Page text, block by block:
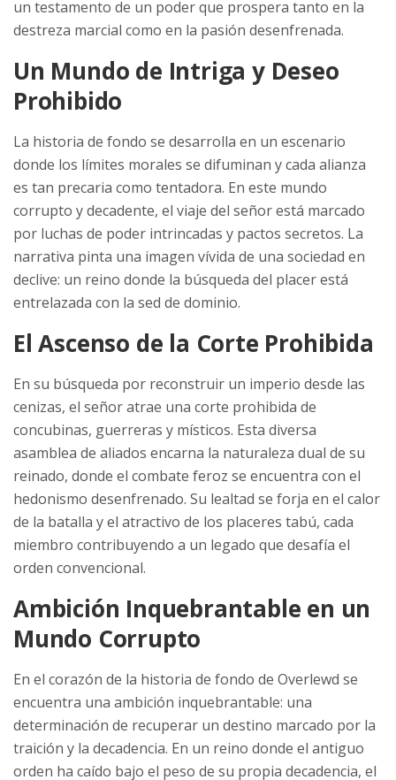
un testamento de un poder que prospera tanto en la
destreza marcial como en la pasión desenfrenada.
Un Mundo de Intriga y Deseo
Prohibido
La historia de fondo se desarrolla en un escenario
donde los límites morales se difuminan y cada alianza
es tan precaria como tentadora. En este mundo
corrupto y decadente, el viaje del señor está marcado
por luchas de poder intrincadas y pactos secretos. La
narrativa pinta una imagen vívida de una sociedad en
declive: un reino donde la búsqueda del placer está
entrelazada con la sed de dominio.
El Ascenso de la Corte Prohibida
En su búsqueda por reconstruir un imperio desde las
cenizas, el señor atrae una corte prohibida de
concubinas, guerreras y místicos. Esta diversa
asamblea de aliados encarna la naturaleza dual de su
reinado, donde el combate feroz se encuentra con el
hedonismo desenfrenado. Su lealtad se forja en el calor
de la batalla y el atractivo de los placeres tabú, cada
miembro contribuyendo a un legado que desafía el
orden convencional.
Ambición Inquebrantable en un
Mundo Corrupto
En el corazón de la historia de fondo de Overlewd se
encuentra una ambición inquebrantable: una
determinación de recuperar un destino marcado por la
traición y la decadencia. En un reino donde el antiguo
orden ha caído bajo el peso de su propia decadencia, el